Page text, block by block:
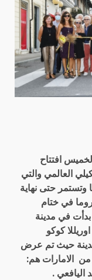
افتتاح
العالمي والتي
حتى نهاية
في ختام
في مدينة
كوكو
حيث تم عرض
18 دولة بينهم 3فنانين من الامارات هم:
.